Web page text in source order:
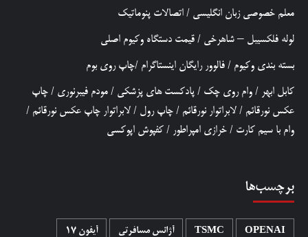
معلم خصوصی زبان انگلیسی / اتصالات پنوماتیک
لوله فلکسیبل – شاهرخی / قیمت دستگاه وکیوم اصلی
بسته بندی وکیوم / فالوور رایگان اینستاگرام /چاپ روی بوم
کابل ابهر / وام روی چک / پادکست های پزشکی / مودم فیبرنوری / چاپ
عکس نورقائم / لابراتوار نورقائم / چاپ رول / لابراتوار چاپ عکس نورقائم /
وام با سیم کارت / خرازی امپراطور / کفپوش اپوکسی
برچسب‌ها
OPENAI
TSMC آژانس مسافرتی آیفون 17